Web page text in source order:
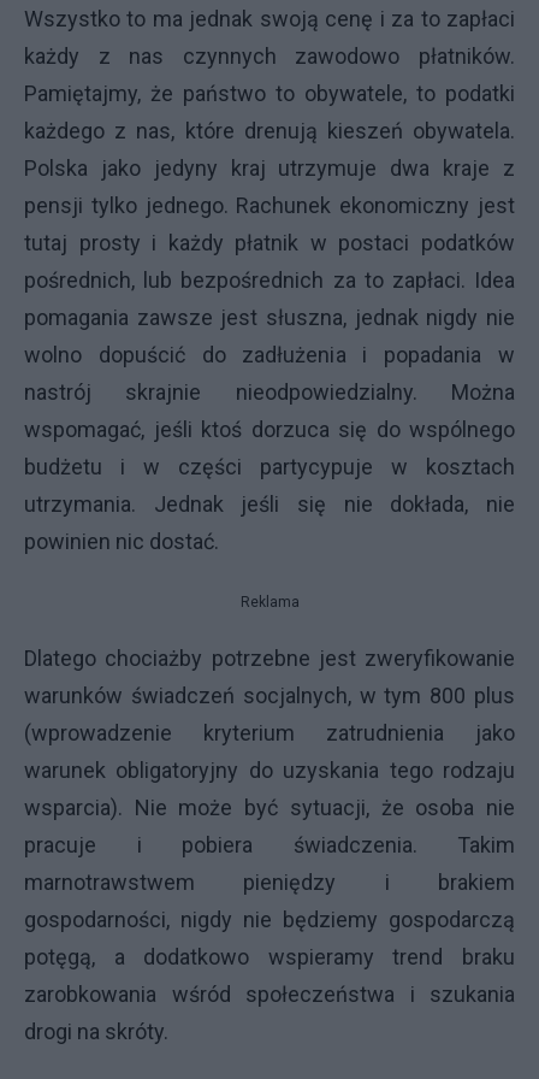
Wszystko to ma jednak swoją cenę i za to zapłaci
każdy z nas czynnych zawodowo płatników.
Pamiętajmy, że państwo to obywatele, to podatki
każdego z nas, które drenują kieszeń obywatela.
Polska jako jedyny kraj utrzymuje dwa kraje z
pensji tylko jednego. Rachunek ekonomiczny jest
tutaj prosty i każdy płatnik w postaci podatków
pośrednich, lub bezpośrednich za to zapłaci. Idea
pomagania zawsze jest słuszna, jednak nigdy nie
wolno dopuścić do zadłużenia i popadania w
nastrój skrajnie nieodpowiedzialny. Można
wspomagać, jeśli ktoś dorzuca się do wspólnego
budżetu i w części partycypuje w kosztach
utrzymania. Jednak jeśli się nie dokłada, nie
powinien nic dostać.
Reklama
Dlatego chociażby potrzebne jest zweryfikowanie
warunków świadczeń socjalnych, w tym 800 plus
(wprowadzenie kryterium zatrudnienia jako
warunek obligatoryjny do uzyskania tego rodzaju
wsparcia). Nie może być sytuacji, że osoba nie
pracuje i pobiera świadczenia. Takim
marnotrawstwem pieniędzy i brakiem
gospodarności, nigdy nie będziemy gospodarczą
potęgą, a dodatkowo wspieramy trend braku
zarobkowania wśród społeczeństwa i szukania
drogi na skróty.